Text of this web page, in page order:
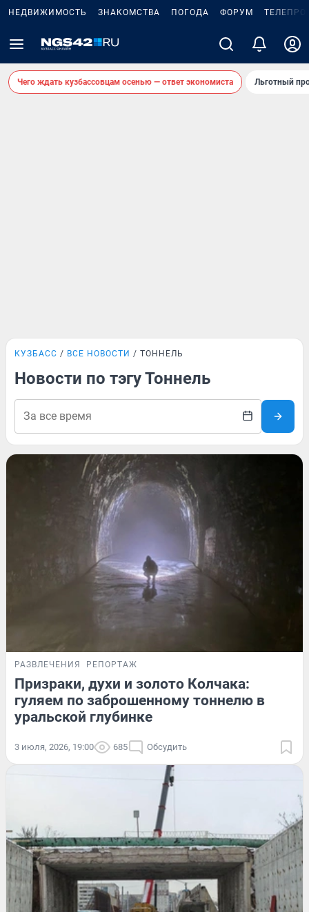
НЕДВИЖИМОСТЬ ЗНАКОМСТВА ПОГОДА ФОРУМ
Чего ждать кузбассовцам осенью — ответ экономиста Льготный
КУЗБАСС ВСЕ НОВОСТИ ТОННЕЛЬ
Новости по тэгу Тоннель
РАЗВЛЕЧЕНИЯ РЕПОРТАЖ
Призраки, духи и золото Колчака:
гуляем по заброшенному тоннелю в
уральской глубинке
3 июля, 2026, 19:00 685 Обсудить